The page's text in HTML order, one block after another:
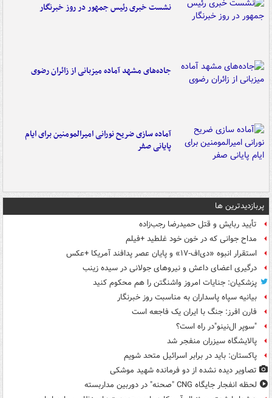
نشست خبری رئیس جمهور در روز خبرنگار
جاده‌های مشهد آماده میزبانی از زائران رضوی
آماده سازی ضریح نورانی امیرالمومنین برای ایام
پایانی صفر
پربازدیدترین ها
تأیید ربایش و قتل حمیدرضا رجب‌زاده
مداح جوانی که در خون خود غلطید +فیلم
استقرار انبوه «دی‌اف‑۱۷» و پایان عصر پدافند آمریکا +عکس
درگیری اعضای داعش و نیروهای جولانی در سیده زینب
پزشکیان: جنایات امروز واشنگتن را هم محکوم کنید
بیانیه سپاه پاسداران به مناسبت روز خبرنگار
فارن افرز: جنگ با ایران یک فاجعه است
"سوپر ال‌نینو"در راه است؟
پالایشگاه سیزران منفجر شد
پاکستان: باید در برابر اسرائیل متحد شویم
تصاویر دیده‌ نشده از دو فرمانده شهید موشکی
لحظه انفجار جایگاه CNG "صحنه" در دوربین مداربسته